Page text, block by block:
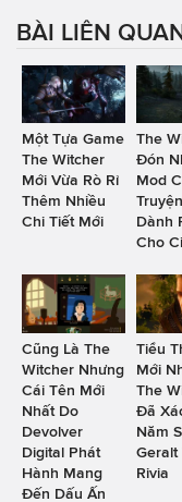
BÀI LIÊN
Một Tựa Game
The Witcher
Mới Vừa Rò Rỉ
Thêm Nhiều
Chi Tiết Mới
The
Đón
Mod
Dành
Cho
Cũng Là The
Witcher Nhưng
Cái Tên Mới
Nhất Do
Devolver
Digital Phát
Hành Mang
Đến Dấu Ấn
Tiểu
Mới
The
Đã
Năm
Geralt
Rivia